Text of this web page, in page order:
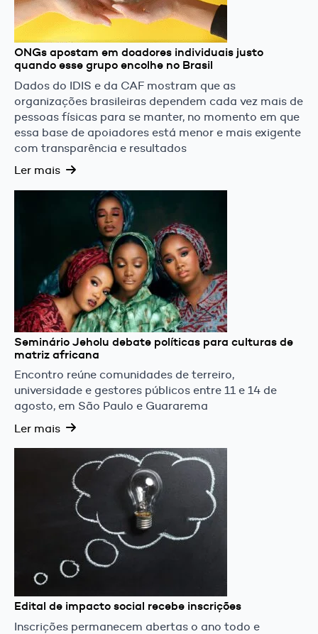
ONGs apostam em doadores individuais justo
quando esse grupo encolhe no Brasil
Dados do IDIS e da CAF mostram que as
organizações brasileiras dependem cada vez mais de
pessoas físicas para se manter, no momento em que
essa base de apoiadores está menor e mais exigente
com transparência e resultados
Ler mais
Seminário Jeholu debate políticas para culturas de
matriz africana
Encontro reúne comunidades de terreiro,
universidade e gestores públicos entre 11 e 14 de
agosto, em São Paulo e Guararema
Ler mais
Edital de impacto social recebe inscrições
Inscrições permanecem abertas o ano todo e